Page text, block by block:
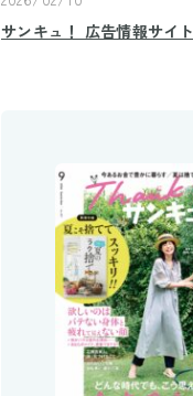
サンキュ！ 広告情報サイト